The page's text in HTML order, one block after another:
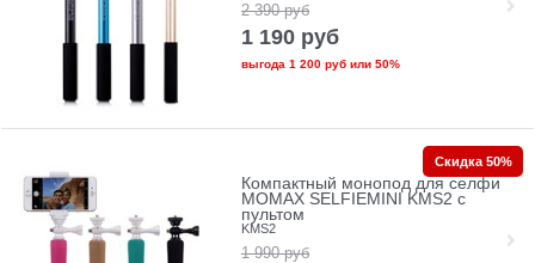
2 390 руб
1 190 руб
выгода 1 200 рубили 50%
Компактный монопод для селфи
MOMAX SELFIEMINI KMS2 с
пультом
KMS2
1 990 руб
Скидка 50%